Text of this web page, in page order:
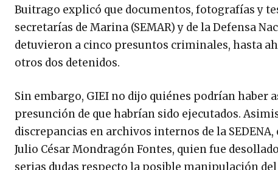
Buitrago explicó que documentos, fotografías y
secretarías de Marina (SEMAR) y de la Defensa
detuvieron a cinco presuntos criminales, hasta
otros dos detenidos.
Sin embargo, GIEI no dijo quiénes podrían haber
presunción de que habrían sido ejecutados.
discrepancias en archivos internos de la
Julio César Mondragón Fontes, quien fue
serias dudas respecto la posible manipulación del